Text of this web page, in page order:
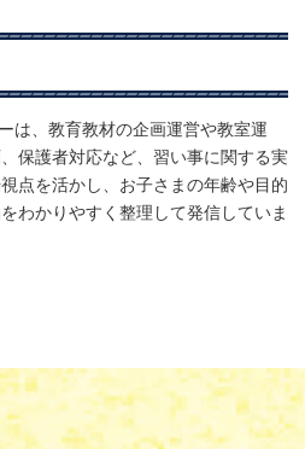
は、教育教材の企画運営や教室運
保護者対応など、習い事に関する実
点を活かし、お子さまの年齢や目的
わかりやすく整理して発信していま